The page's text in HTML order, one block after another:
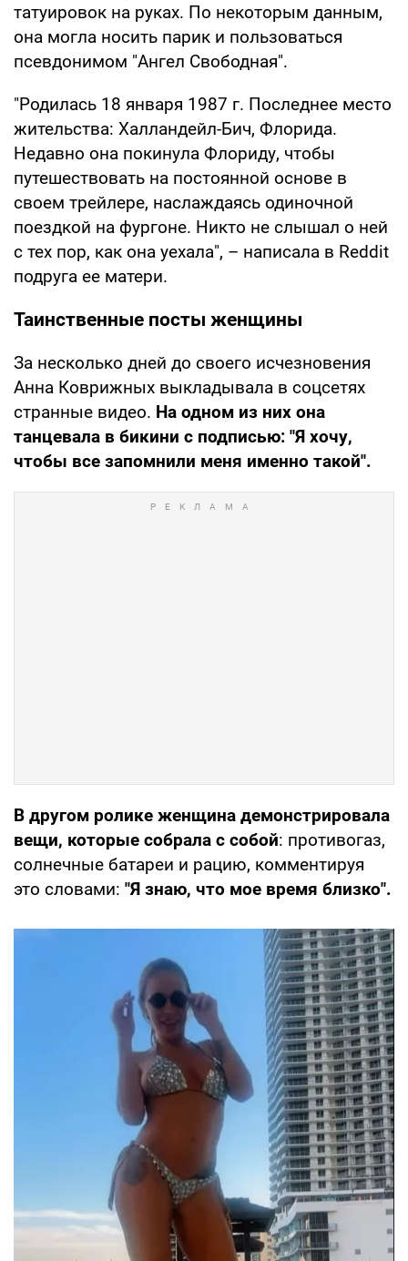
татуировок на руках. По некоторым данным,
она могла носить парик и пользоваться
псевдонимом "Ангел Свободная".
"Родилась 18 января 1987 г. Последнее место
жительства: Халландейл-Бич, Флорида.
Недавно она покинула Флориду, чтобы
путешествовать на постоянной основе в
своем трейлере, наслаждаясь одиночной
поездкой на фургоне. Никто не слышал о ней
с тех пор, как она уехала", – написала в Reddit
подруга ее матери.
Таинственные посты женщины
За несколько дней до своего исчезновения
Анна Коврижных выкладывала в соцсетях
странные видео. На одном из них она
танцевала в бикини с подписью: "Я хочу,
чтобы все запомнили меня именно такой".
В другом ролике женщина демонстрировала
вещи, которые собрала с собой: противогаз,
солнечные батареи и рацию, комментируя
это словами: "Я знаю, что мое время близко".